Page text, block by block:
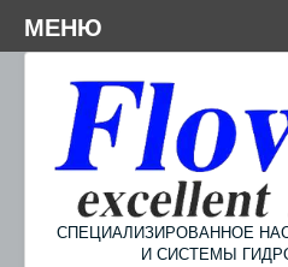
СПЕЦИАЛИЗИРОВАННОЕ
И СИСТЕМЫ
Menu
МЕНЮ